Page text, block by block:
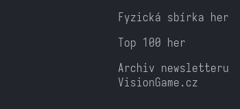
Fyzická sbírka her
Top 100 her
Archiv newsletteru
VisionGame.cz